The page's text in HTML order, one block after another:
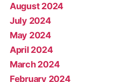
August 2024
July 2024
May 2024
April 2024
March 2024
February 2024